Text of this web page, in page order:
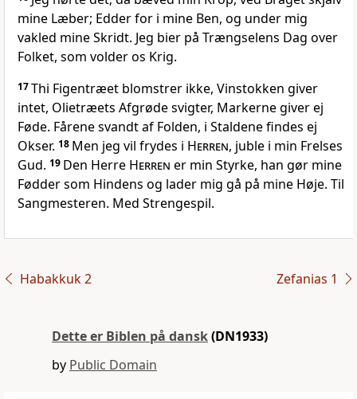
mine Læber; Edder for i mine Ben, og under mig
vakled mine Skridt. Jeg bier på Trængselens Dag over
Folket, som volder os Krig.
17Thi Figentræet blomstrer ikke, Vinstokken giver
intet, Olietræets Afgrøde svigter, Markerne giver ej
Føde. Fårene svandt af Folden, i Staldene findes ej
Okser. 18 Men jeg vil frydes i Herren, juble i min Frelses
Gud. 19 Den Herre Herren er min Styrke, han gør mine
Fødder som Hindens og lader mig gå på mine Høje. Til
Sangmesteren. Med Strengespil.
Habakkuk 2 Zefanias 1
Dette er Biblen på dansk(DN1933)
by Public Domain